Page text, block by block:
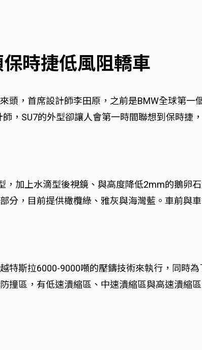
時捷低風阻轎車
頭，首席設計師李田原，之前是BMW全球第一
，SU7的外型卻讓人會第一時間聯想到保時捷
加上水滴型後視鏡、與高度降低2mm的鵝卵
分，目前提供橄欖綠、雅灰與海灣藍。車前與
特斯拉6000-9000噸的壓鑄技術來執行，同時
撞區，有低速潰縮區、中速潰縮區與高速潰縮